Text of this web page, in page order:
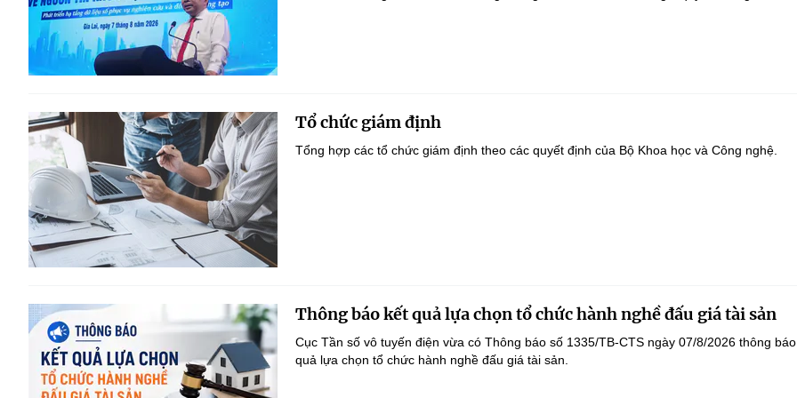
Tổ chức giám định
Tổng hợp các tổ chức giám định theo các quyết định của Bộ Khoa học và Công nghệ.
Thông báo kết quả lựa chọn tổ chức hành nghề đấu giá tài sản
Cục Tần số vô tuyến điện vừa có Thông báo số 1335/TB-CTS ngày 07/8/2026 thông
quả lựa chọn tổ chức hành nghề đấu giá tài sản.